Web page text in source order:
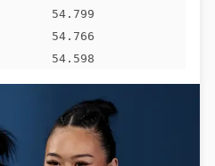
54.799
54.766
54.598